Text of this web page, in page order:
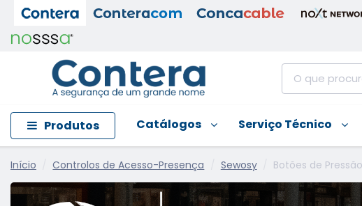
Produtos Catálogos Serviço Técnico
Início Controlos de Acesso-Presença Sewosy Botões de Pressão